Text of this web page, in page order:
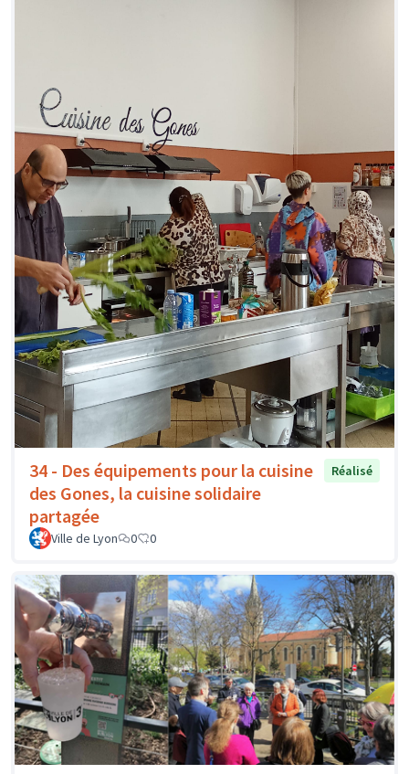
34 - Des équipements pour la cuisine
des Gones, la cuisine solidaire
partagée
Réalisé
Ville de Lyon 0 0